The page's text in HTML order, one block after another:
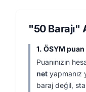
"50 Barajı"
1. ÖSYM
Puanınızın
net yapmanız
baraj değil,